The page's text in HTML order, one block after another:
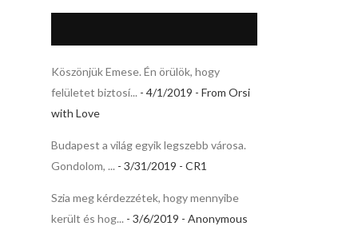
Köszönjük Emese. Én örülök, hogy
felületet biztosí... - 4/1/2019 - From Orsi
with Love
Budapest a világ egyik legszebb városa.
Gondolom, ... - 3/31/2019 - CR1
Szia meg kérdezzétek, hogy mennyibe
került és hog... - 3/6/2019 - Anonymous